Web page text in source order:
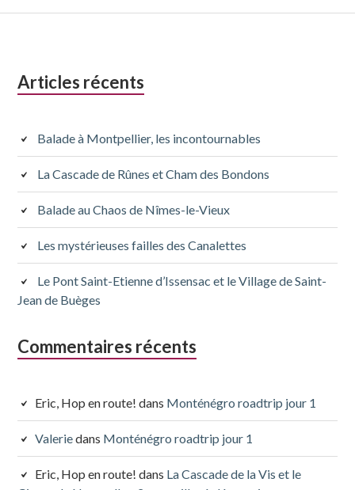
Colonne
subsidiaire
Articles récents
Balade à Montpellier, les incontournables
La Cascade de Rûnes et Cham des Bondons
Balade au Chaos de Nîmes-le-Vieux
Les mystérieuses failles des Canalettes
Le Pont Saint-Etienne d’Issensac et le Village de Saint-
Jean de Buèges
Commentaires récents
Eric, Hop en route! dans Monténégro roadtrip jour 1
Valeriedans Monténégro roadtrip jour 1
Eric, Hop en route! dans La Cascade de la Vis et le